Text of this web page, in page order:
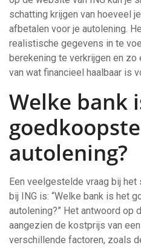
schatting krijgen van hoeveel
afbetalen voor je autolening.
realistische gegevens in te
berekening te verkrijgen en
van wat financieel haalbaar is
Welke bank
autolening?
Een veelgestelde vraag bij het
bij ING is: “Welke bank is het
autolening?” Het antwoord op
aangezien de kostprijs van
verschillende factoren, zoals